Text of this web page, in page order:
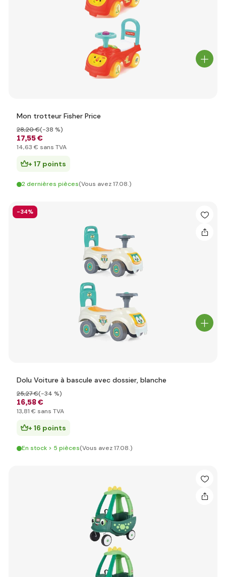
Mon trotteur Fisher Price
17,55 €
28,20 €(-38 %)
14,63 € sans TVA
+ 17 points
2 dernières pièces(Vous avez 17.08.)
-34%
Dolu Voiture à bascule avec dossier, blanche
16,58 €
25,27 €(-34 %)
13,81 € sans TVA
+ 16 points
En stock > 5 pièces(Vous avez 17.08.)